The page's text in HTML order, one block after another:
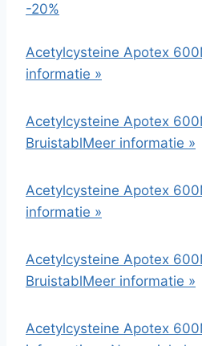
-20%
Acetylcysteine Apotex
informatie »
Acetylcysteine Apotex
BruistablMeer informatie »
Acetylcysteine Apotex
informatie »
Acetylcysteine Apotex
BruistablMeer informatie »
Acetylcysteine Apotex